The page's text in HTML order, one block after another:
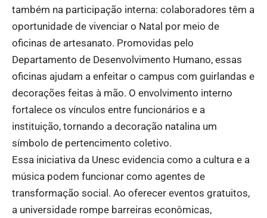
também na participação interna: colaboradores têm a
oportunidade de vivenciar o Natal por meio de
oficinas de artesanato. Promovidas pelo
Departamento de Desenvolvimento Humano, essas
oficinas ajudam a enfeitar o campus com guirlandas e
decorações feitas à mão. O envolvimento interno
fortalece os vínculos entre funcionários e a
instituição, tornando a decoração natalina um
símbolo de pertencimento coletivo.
Essa iniciativa da Unesc evidencia como a cultura e a
música podem funcionar como agentes de
transformação social. Ao oferecer eventos gratuitos,
a universidade rompe barreiras econômicas,